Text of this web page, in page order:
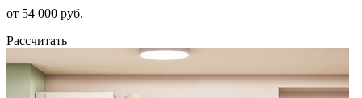
от 54 000 руб.
Рассчитать